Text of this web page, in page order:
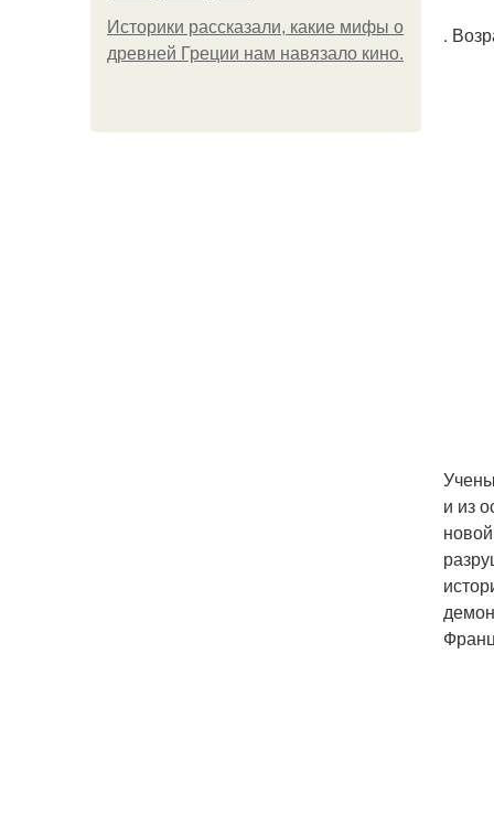
Историки рассказали, какие мифы о
древней Греции нам навязало кино.
.
и из